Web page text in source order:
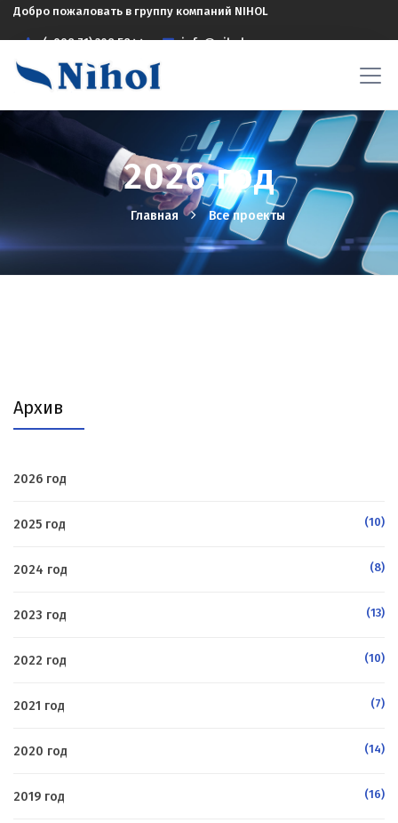
Добро пожаловать в группу компаний NIHOL
(+998 71) 208 5844 info@nihol.uz
2026 год
Главная Все проекты
Архив
2026 год
2025 год (10)
2024 год (8)
2023 год (13)
2022 год (10)
2021 год (7)
2020 год (14)
2019 год (16)